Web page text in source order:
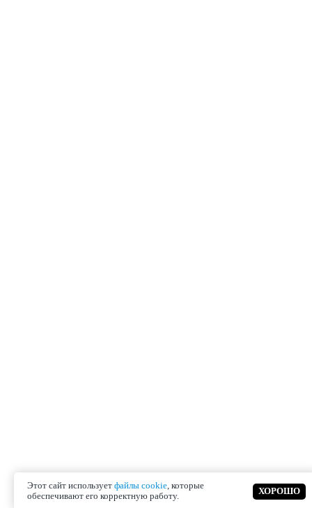
Этот сайт использует файлы cookie, которые
обеспечивают его корректную работу.
ХОРОШО